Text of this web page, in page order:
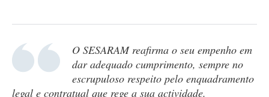
O SESARAM reafirma o seu empenho em
dar adequado cumprimento, sempre no
escrupuloso respeito pelo enquadramento
legal e contratual que rege a sua actividade.